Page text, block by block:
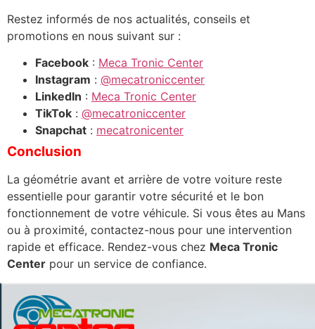
Restez informés de nos actualités, conseils et
promotions en nous suivant sur :
Facebook : Meca Tronic Center
Instagram : @mecatroniccenter
LinkedIn : Meca Tronic Center
TikTok : @mecatroniccenter
Snapchat : mecatronicenter
Conclusion
La géométrie avant et arrière de votre voiture reste
essentielle pour garantir votre sécurité et le bon
fonctionnement de votre véhicule. Si vous êtes au Mans
ou à proximité, contactez-nous pour une intervention
rapide et efficace. Rendez-vous chez Meca Tronic
Center pour un service de confiance.